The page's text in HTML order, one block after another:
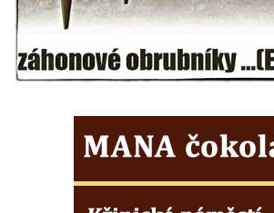
dominikánů u Piaristického náměstí v
Socha svatého Václava u pramene v
Pamětní deska Tomáše Garrigue Masaryka
na radnici v Českých Budějovicích